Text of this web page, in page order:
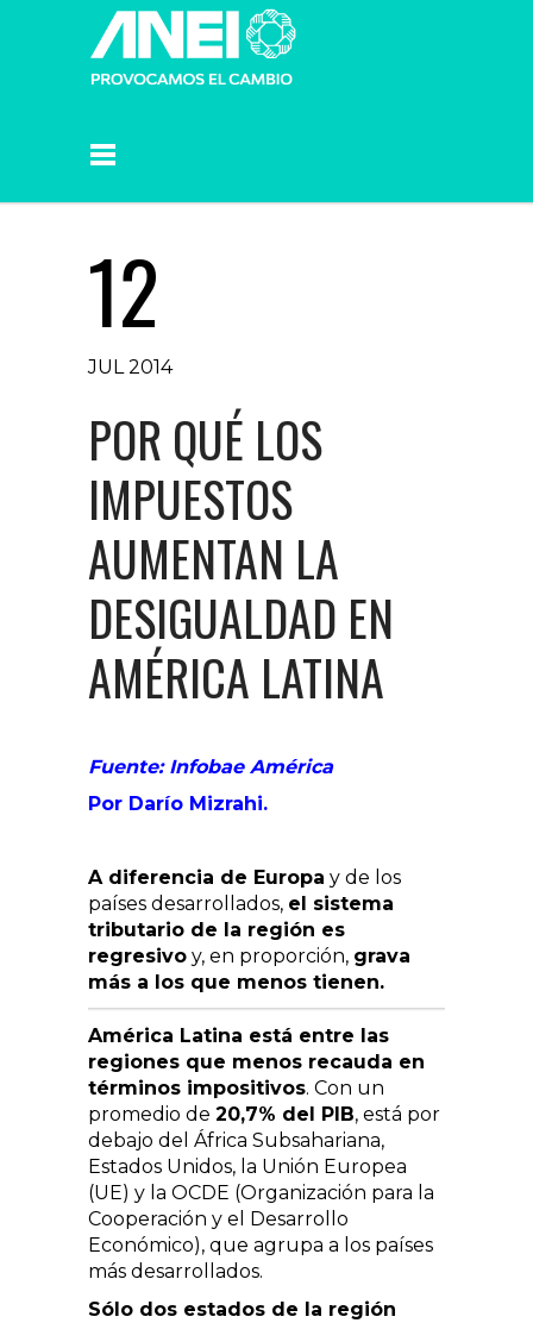
12
JUL 2014
POR QUÉ LOS
IMPUESTOS
AUMENTAN LA
DESIGUALDAD EN
AMÉRICA LATINA
Fuente: Infobae América
Por Darío Mizrahi.
A diferencia de Europa y de los
países desarrollados, el sistema
tributario de la región es
regresivo y, en proporción, grava
más a los que menos tienen.
América Latina está entre las
regiones que menos recauda en
términos impositivos. Con un
promedio de 20,7% del PIB, está por
debajo del África Subsahariana,
Estados Unidos, la Unión Europea
(UE) y la OCDE (Organización para la
Cooperación y el Desarrollo
Económico), que agrupa a los países
más desarrollados.
Sólo dos estados de la región